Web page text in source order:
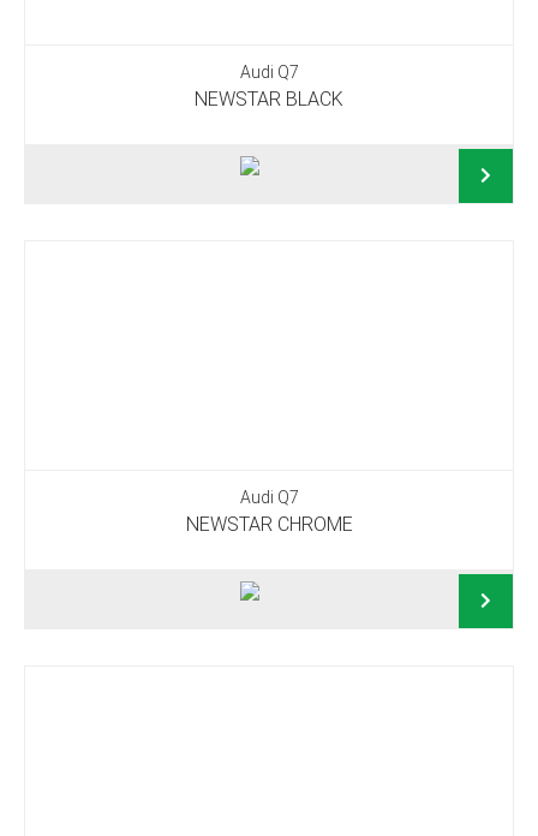
Audi Q7
NEWSTAR BLACK
Audi Q7
NEWSTAR CHROME